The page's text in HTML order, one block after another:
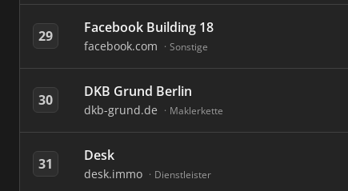
29 Facebook Building 18
facebook.com Sonstige
30 DKB Grund Berlin
dkb-grund.de Maklerkette
31 Desk
desk.immo Dienstleister